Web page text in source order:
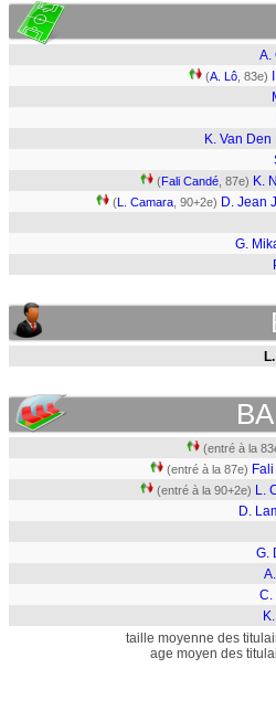
A.
(A. Lô , 83e)
K. Van
(Fali Candé , 87e) K.
(L. Camara , 90+2e) D. Jean
G.
(entré à la
(entré à la 87e)
(entré à la 90+2e) L.
D.
G.
C.
taille moyenne des
age moyen des